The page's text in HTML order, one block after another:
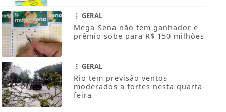
GERAL
Mega-Sena não tem ganhador e
prêmio sobe para R$ 150 milhões
GERAL
Rio tem previsão ventos
moderados a fortes nesta quarta-
feira